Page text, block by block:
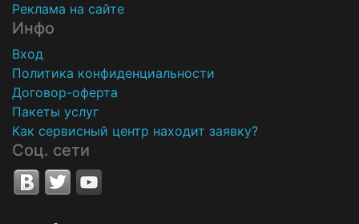
Реклама на сайте
Инфо
Вход
Политика конфиденциальности
Договор-оферта
Пакеты услуг
Как сервисный центр находит заявку?
Соц. сети